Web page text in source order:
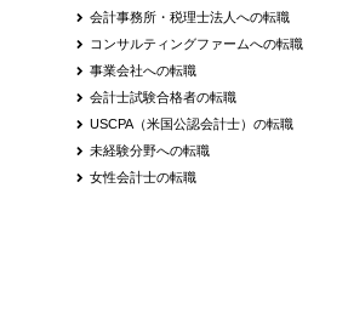
会計事務所・税理士法人への転職
コンサルティングファームへの転職
事業会社への転職
会計士試験合格者の転職
USCPA（米国公認会計士）の転職
未経験分野への転職
女性会計士の転職